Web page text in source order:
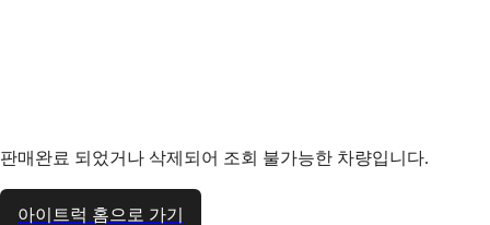
판매완료 되었거나 삭제되어 조회 불가능한 차량입니다.
아이트럭 홈으로 가기